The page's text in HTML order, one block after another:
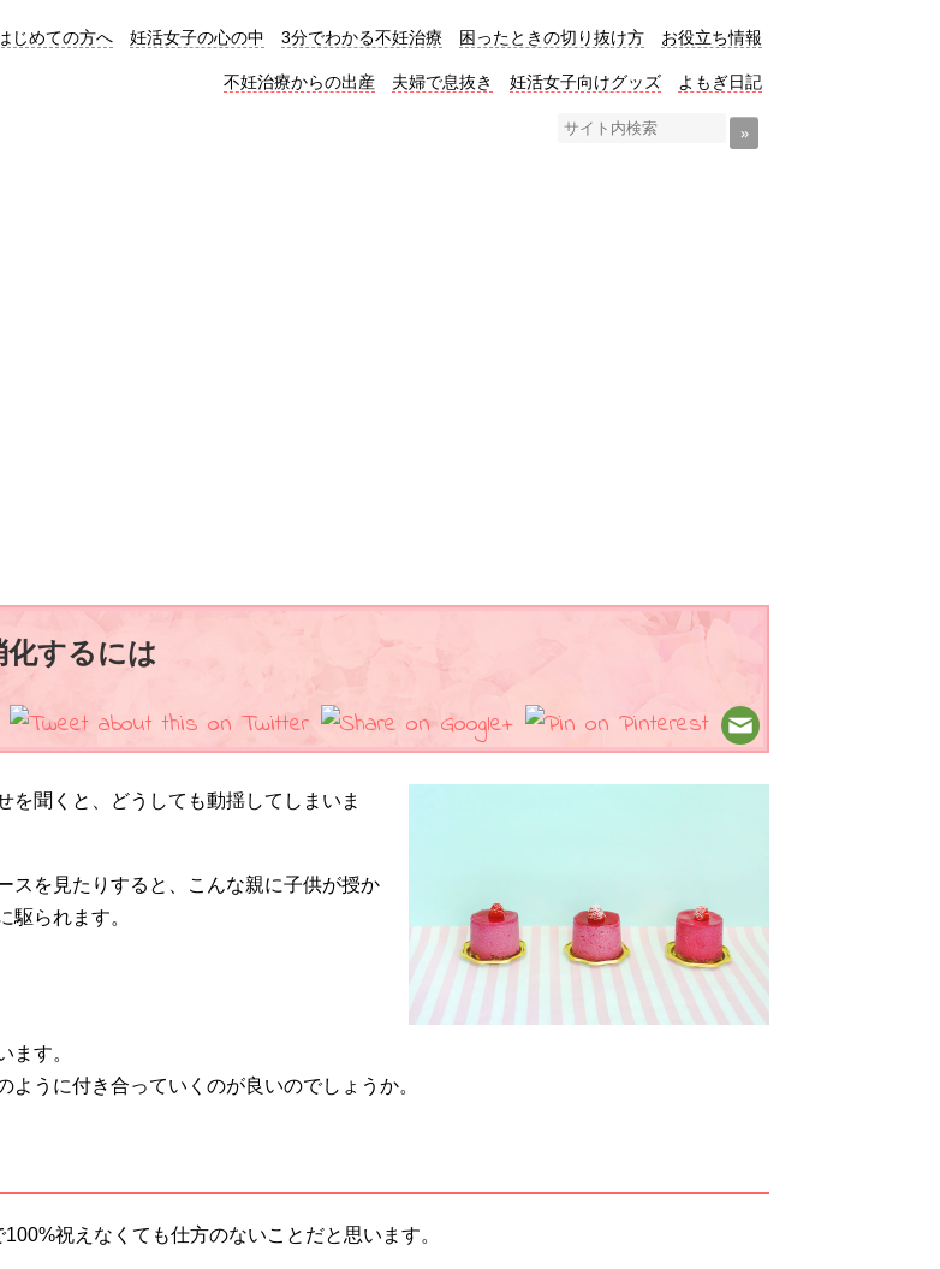
じめての方へ 妊活女子の心の中 3分でわかる不妊治療 困ったときの切り抜け方 お役立ち情報
不妊治療からの出産 夫婦で息抜き 妊活女子向けグッズ よもぎ日記
するには
を聞くと、どうしても動揺してしまいま
スを見たりすると、こんな親に子供が授か
られます。
ます。
うに付き合っていくのが良いのでしょうか。
祝えなくても仕方のないことだと思います。